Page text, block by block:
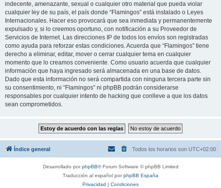
indecente, amenazante, sexual o cualquier otro material que pueda violar
cualquier ley de su país, el país donde “Flamingos” está instalado o Leyes
Internacionales. Hacer eso provocará que sea inmediata y permanentemente
expulsado y, si lo creemos oportuno, con notificación a su Proveedor de
Servicios de Internet. Las direcciones IP de todos los envíos son registradas
como ayuda para reforzar estas condiciones. Acuerda que “Flamingos” tiene
derecho a eliminar, editar, mover o cerrar cualquier tema en cualquier
momento que lo creamos conveniente. Como usuario acuerda que cualquier
información que haya ingresado será almacenada en una base de datos.
Dado que esta información no será compartida con ninguna tercera parte sin
su consentimiento, ni “Flamingos” ni phpBB podrán considerarse
responsables por cualquier intento de hacking que conlleve a que los datos
sean comprometidos.
Índice general Todos los horarios son UTC+02:00
Desarrollado porphpBB® Forum Software © phpBB Limited
Traducción al español porphpBB España
Privacidad | Condiciones